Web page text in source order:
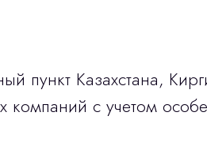
пункт Казахстана,
с учетом